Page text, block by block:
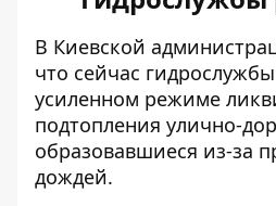
В Киевской
что сейчас
усиленном режиме
подтопления улично-
образовавшиеся из-за
дождей.